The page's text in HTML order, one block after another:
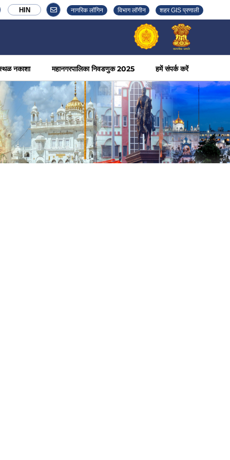
HIN नागरिक लॉगिन विभाग लॉगीन शहर GIS प्रणाली
नकाशा महानगरपालिका निवडणुक 2025 हमें संपर्क करें